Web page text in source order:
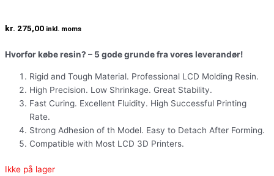
kr. 275,00 inkl. moms
Hvorfor købe resin? – 5 gode grunde fra vores leverandør!
Rigid and Tough Material. Professional LCD Molding Resin.
High Precision. Low Shrinkage. Great Stability.
Fast Curing. Excellent Fluidity. High Successful Printing
Rate.
Strong Adhesion of th Model. Easy to Detach After Forming.
Compatible with Most LCD 3D Printers.
Ikke på lager